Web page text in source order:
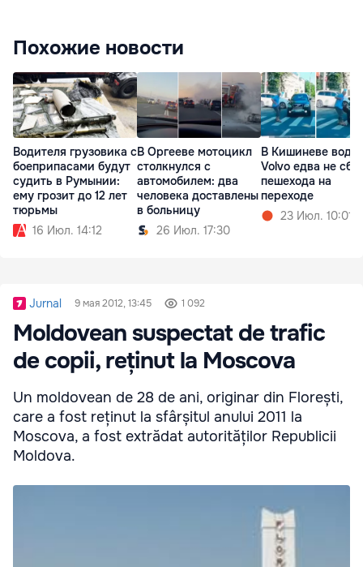
Похожие новости
Водителя грузовика с
боеприпасами будут
судить в Румынии:
ему грозит до 12 лет
тюрьмы
16 Июл. 14:12
В Оргееве мотоцикл
столкнулся с
автомобилем: два
человека доставлены
в больницу
26 Июл. 17:30
В Кишиневе
Volvo едва не
пешехода на
переходе
23 Июл. 10:01
Jurnal 9 мая 2012, 13:45 1 092
Moldovean suspectat de trafic
de copii, reținut la Moscova
Un moldovean de 28 de ani, originar din Florești,
care a fost reținut la sfârșitul anului 2011 la
Moscova, a fost extrădat autorităților Republicii
Moldova.